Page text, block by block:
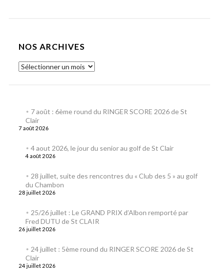
NOS ARCHIVES
7 août : 6ème round du RINGER SCORE 2026 de St
Clair
7 août 2026
4 aout 2026, le jour du senior au golf de St Clair
4 août 2026
28 juillet, suite des rencontres du « Club des 5 » au golf
du Chambon
28 juillet 2026
25/26 juillet : Le GRAND PRIX d’Albon remporté par
Fred DUTU de St CLAIR
26 juillet 2026
24 juillet : 5ème round du RINGER SCORE 2026 de St
Clair
24 juillet 2026